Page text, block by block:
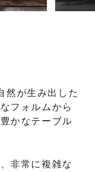
然が生み出した
フォルムから
かなテーブル
非常に複雑な